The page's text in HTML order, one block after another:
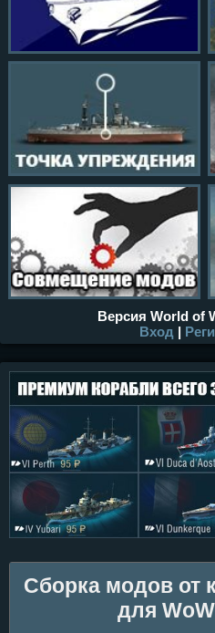
Версия World of
Вход |
Сборка модов от
для